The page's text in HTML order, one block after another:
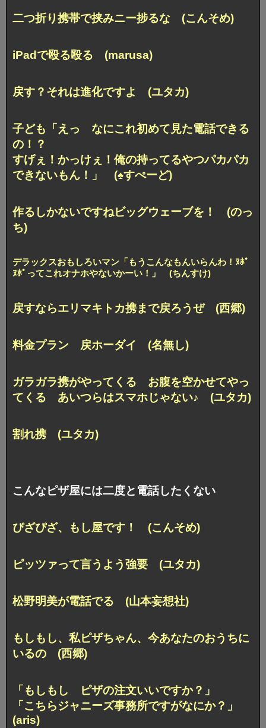
二つ折り携帯で挟みニー捗るな (こんそめ)
iPadで殴る殴る (marusa)
戻す？それは進化ですよ (ユタカ)
子ども「えっ なにこれ初めて見た電話できる
の！？
すげぇ！かっけぇ！俺の持ってるやつパカパカ
できないもん！」 (♠すぺーど)
作るしかないですねビッグウェーブを！ (のっ
ち)
デラックスおもしろいマン 「もうこんなもんいらんわ！ﾇﾎﾟ
ﾇﾎﾟってこれオナホやないかーい！」 (ちんすけ)
戻すならエリマキトカ携まで戻ろうぜ (西郷)
料金プラン 戻ホーダイ (名無し)
ガラガラ携がやってくる お腹を空かせてやっ
てくる あいつらはスマホじゃない♪ (ユタカ)
割れ携 (ユタカ)
こんなピザ屋には二度と電話したくない
ぴざぴざ、もし屋です！ (こんそめ)
ピッツァって言うよう強要 (ユタカ)
松野明美が電話でる (山本妄想社)
もしもし、私ピザちゃん、 今あなたのおうちに
いるの (西郷)
「もしもし ピザの注文いいですか？」
「こちらジャニーズ事務所ですがなにか？」
(aris)